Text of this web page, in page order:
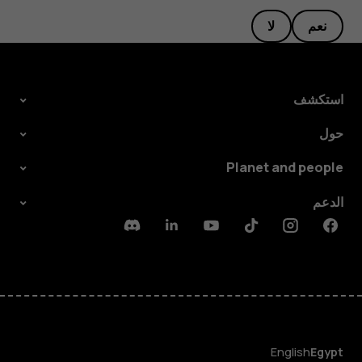
نعم لا
استكشف
حول
Planet and people
الدعم
Facebook
Instagram
Tiktok
Youtube
Linkedin
Discord
Egypt
English